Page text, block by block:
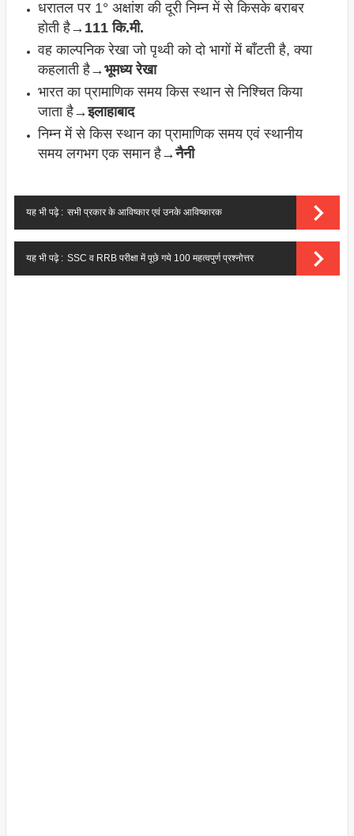
धरातल पर 1° अक्षांश की दूरी निम्न में से किसके बराबर
होती है→ 111 कि.मी.
वह काल्पनिक रेखा जो पृथ्वी को दो भागों में बाँटती है, क्या
कहलाती है→भूमध्य रेखा
भारत का प्रामाणिक समय किस स्थान से निश्चित किया
जाता है→इलाहाबाद
निम्न में से किस स्थान का प्रामाणिक समय एवं स्थानीय
समय लगभग एक समान है→नैनी
यह भी पढ़े : सभी प्रकार के आविष्कार एवं उनके आविष्कारक
यह भी पढ़े : SSC व RRB परीक्षा में पूछे गये 100 महत्वपुर्ण प्रश्नोत्तर